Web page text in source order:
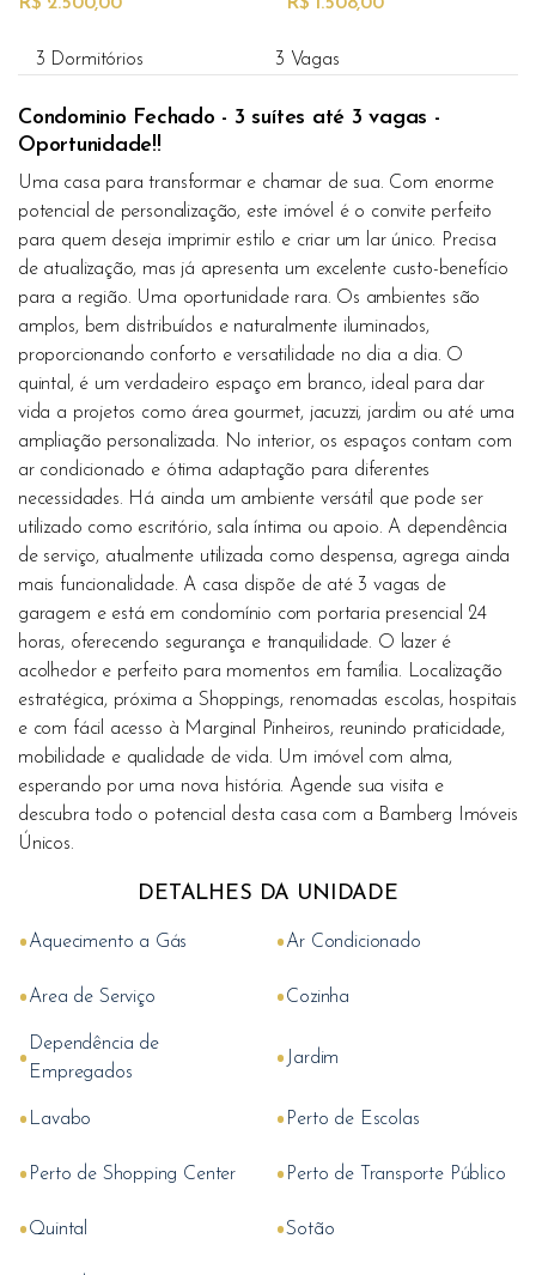
3 Dormitórios 3 Vagas
Condominio Fechado - 3 suítes até 3 vagas -
Oportunidade!!
Uma casa para transformar e chamar de sua. Com enorme
potencial de personalização, este imóvel é o convite perfeito
para quem deseja imprimir estilo e criar um lar único. Precisa
de atualização, mas já apresenta um excelente custo-benefício
para a região. Uma oportunidade rara. Os ambientes são
amplos, bem distribuídos e naturalmente iluminados,
proporcionando conforto e versatilidade no dia a dia. O
quintal, é um verdadeiro espaço em branco, ideal para dar
vida a projetos como área gourmet, jacuzzi, jardim ou até uma
ampliação personalizada. No interior, os espaços contam com
ar condicionado e ótima adaptação para diferentes
necessidades. Há ainda um ambiente versátil que pode ser
utilizado como escritório, sala íntima ou apoio. A dependência
de serviço, atualmente utilizada como despensa, agrega ainda
mais funcionalidade. A casa dispõe de até 3 vagas de
garagem e está em condomínio com portaria presencial 24
horas, oferecendo segurança e tranquilidade. O lazer é
acolhedor e perfeito para momentos em família. Localização
estratégica, próxima a Shoppings, renomadas escolas, hospitais
e com fácil acesso à Marginal Pinheiros, reunindo praticidade,
mobilidade e qualidade de vida. Um imóvel com alma,
esperando por uma nova história. Agende sua visita e
descubra todo o potencial desta casa com a Bamberg Imóveis
Únicos.
DETALHES DA UNIDADE
•Aquecimento a Gás •Ar Condicionado
•Area de Serviço •Cozinha
• Dependência de
Empregados
• Jardim
• Lavabo • Perto de Escolas
• Perto de Shopping Center • Perto de Transporte Público
•Quintal •Sotão